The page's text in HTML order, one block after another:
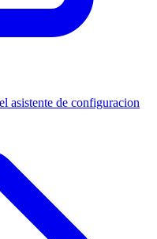
asistente de configuracion